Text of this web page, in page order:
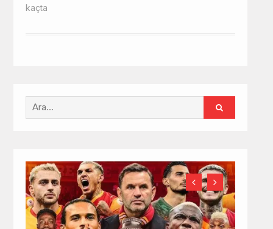
kaçta